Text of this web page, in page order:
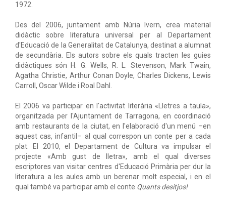
1972.
Des del 2006, juntament amb Núria Ivern, crea material
didàctic sobre literatura universal per al Departament
d'Educació de la Generalitat de Catalunya, destinat a alumnat
de secundària. Els autors sobre els quals tracten les guies
didàctiques són H. G. Wells, R. L. Stevenson, Mark Twain,
Agatha Christie, Arthur Conan Doyle, Charles Dickens, Lewis
Carroll, Oscar Wilde i Roal Dahl.
El 2006 va participar en l'activitat literària «Lletres a taula»,
organitzada per l'Ajuntament de Tarragona, en coordinació
amb restaurants de la ciutat, en l'elaboració d'un menú –en
aquest cas, infantil– al qual correspon un conte per a cada
plat. El 2010, el Departament de Cultura va impulsar el
projecte «Amb gust de lletra», amb el qual diverses
escriptores van visitar centres d'Educació Primària per dur la
literatura a les aules amb un berenar molt especial, i en el
qual també va participar amb el conte Quants desitjos!